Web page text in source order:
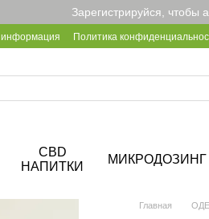
Зарегистрируйся, чтобы
информация Политика
CBD
НАПИТКИ
МИКРОДОЗИНГ
Главная